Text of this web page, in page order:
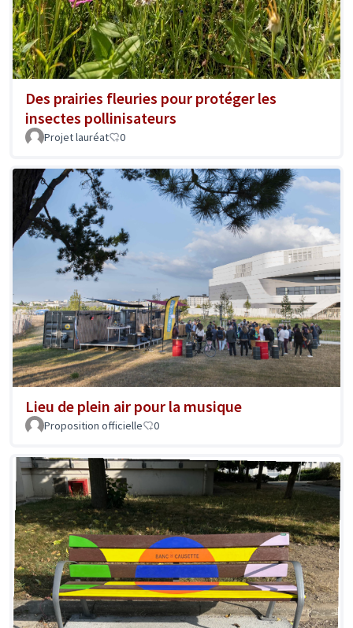
Des prairies fleuries pour protéger les
insectes pollinisateurs
Projet lauréat 0
Lieu de plein air pour la musique
Proposition officielle 0